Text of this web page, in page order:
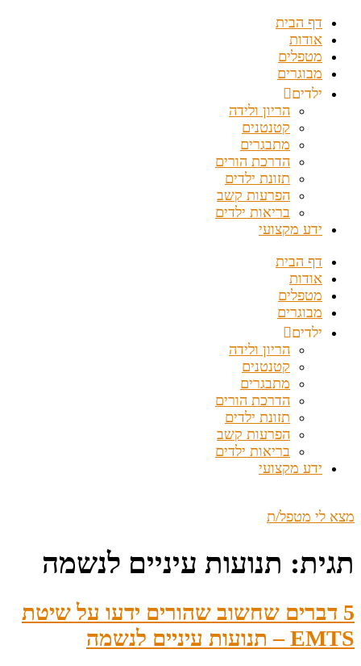
דף הבית
אודות
מטפלים
מבוגרים
ילדים
הריון ולידה
קטנטנים
מתבגרים
הדרכת הורים
תזונת ילדים
הפרעות קשב
בריאות ילדים
ידע מקצועי
דף הבית
אודות
מטפלים
מבוגרים
ילדים
הריון ולידה
קטנטנים
מתבגרים
הדרכת הורים
תזונת ילדים
הפרעות קשב
בריאות ילדים
ידע מקצועי
מצא לי מטפל/ת
תגית: תנועות עיניים לנשמה
5 דברים שחשוב שהורים ידעו על שיטת
EMTS – תנועות עיניים לנשמה